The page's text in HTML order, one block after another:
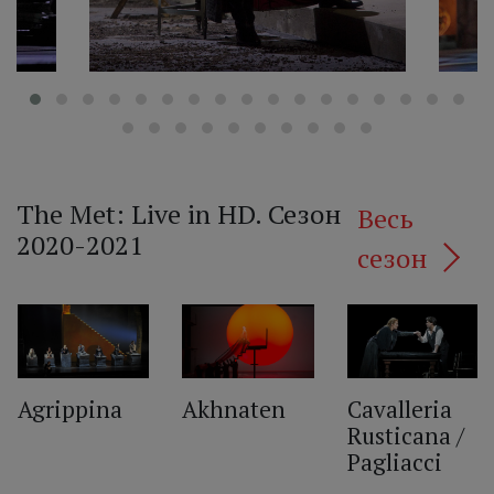
The Met: Live in HD. Сезон
2020-2021
Весь
сезон
Agrippina Akhnaten
Cavalleria
Rusticana /
Pagliacci